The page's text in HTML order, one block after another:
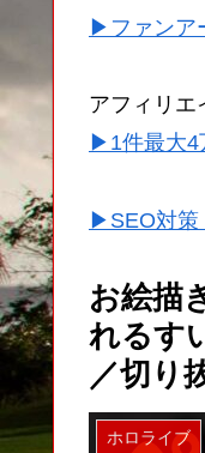
▶ファンア
アフィリエ
▶1件最大4
▶SEO対策
お絵描
れるす
／切り
ホロライブ